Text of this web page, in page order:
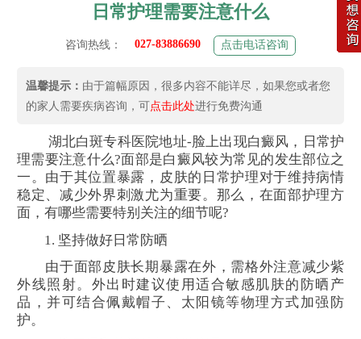
日常护理需要注意什么
咨询热线： 027-83886690 点击电话咨询
温馨提示： 由于篇幅原因，很多内容不能详尽，如果您或者您
的家人需要疾病咨询，可点击此处进行免费沟通
湖北白斑专科医院地址-脸上出现白癜风，日常护
理需要注意什么?面部是白癜风较为常见的发生部位之
一。由于其位置暴露，皮肤的日常护理对于维持病情
稳定、减少外界刺激尤为重要。那么，在面部护理方
面，有哪些需要特别关注的细节呢?
1. 坚持做好日常防晒
由于面部皮肤长期暴露在外，需格外注意减少紫
外线照射。外出时建议使用适合敏感肌肤的防晒产
品，并可结合佩戴帽子、太阳镜等物理方式加强防
护。